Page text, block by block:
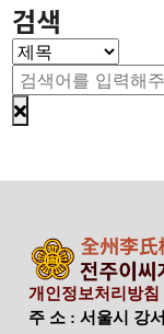
검색
개인정보처리방침
주 소 : 서울시 강